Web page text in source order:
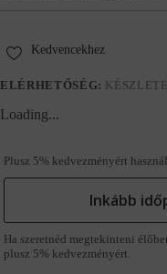
ELÉRHETŐSÉG:
Kedvencekhez
Loading...
Plusz 5% kedvezményért
Inkább
Ha szeretnéd megtekinteni
plusz 5% kedvezményért.